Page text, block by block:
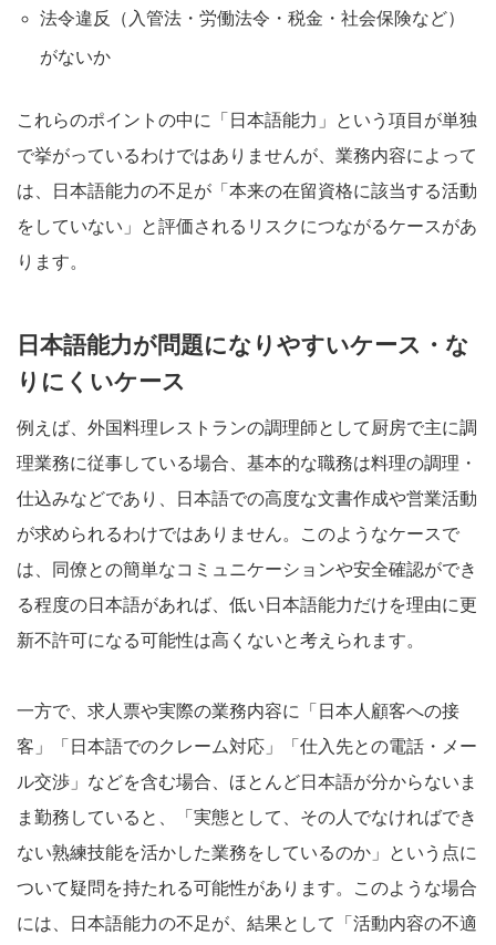
法令違反（入管法・労働法令・税金・社会保険など）
がないか
これらのポイントの中に「日本語能力」という項目が単独
で挙がっているわけではありませんが、業務内容によって
は、日本語能力の不足が「本来の在留資格に該当する活動
をしていない」と評価されるリスクにつながるケースがあ
ります。
日本語能力が問題になりやすいケース・な
りにくいケース
例えば、外国料理レストランの調理師として厨房で主に調
理業務に従事している場合、基本的な職務は料理の調理・
仕込みなどであり、日本語での高度な文書作成や営業活動
が求められるわけではありません。このようなケースで
は、同僚との簡単なコミュニケーションや安全確認ができ
る程度の日本語があれば、低い日本語能力だけを理由に更
新不許可になる可能性は高くないと考えられます。
一方で、求人票や実際の業務内容に「日本人顧客への接
客」「日本語でのクレーム対応」「仕入先との電話・メー
ル交渉」などを含む場合、ほとんど日本語が分からないま
ま勤務していると、「実態として、その人でなければでき
ない熟練技能を活かした業務をしているのか」という点に
ついて疑問を持たれる可能性があります。このような場合
には、日本語能力の不足が、結果として「活動内容の不適